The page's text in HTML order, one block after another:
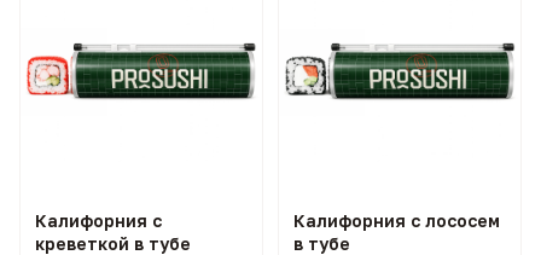
Калифорния с
креветкой в тубе
Калифорния с лососем
в тубе